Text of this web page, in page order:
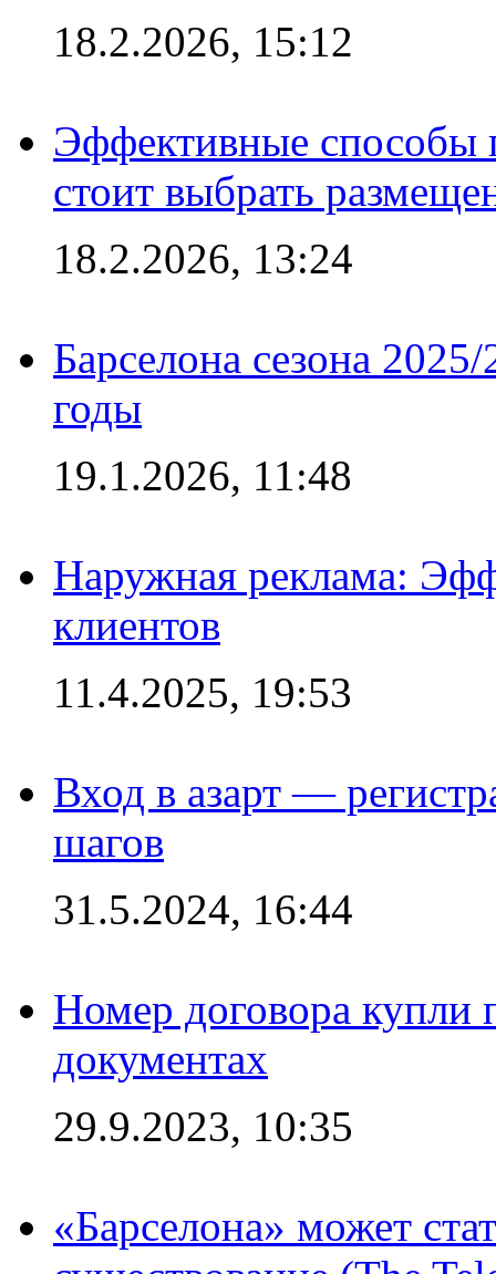
18.2.2026, 15:12
Эффективные способы
стоит выбрать
18.2.2026, 13:24
Барселона сезона
годы
19.1.2026, 11:48
Наружная реклама:
клиентов
11.4.2025, 19:53
Вход в азарт —
шагов
31.5.2024, 16:44
Номер договора купли
документах
29.9.2023, 10:35
«Барселона» может